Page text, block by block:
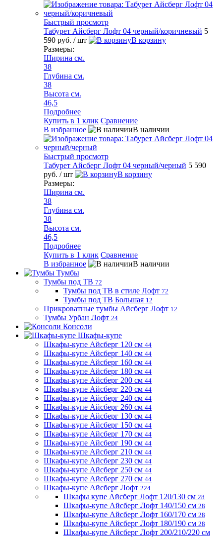
Быстрый просмотр
Табурет Айсберг Лофт 04 черный/коричневый 5
590 руб. / шт
В корзину
Размеры:
Ширина см.
38
Глубина см.
38
Высота см.
46,5
Подробнее
Купить в 1 клик Сравнение
В избранное
В наличии
Быстрый просмотр
Табурет Айсберг Лофт 04 черный/черный 5 590
руб. / шт
В корзину
Размеры:
Ширина см.
38
Глубина см.
38
Высота см.
46,5
Подробнее
Купить в 1 клик Сравнение
В избранное
В наличии
Тумбы
Тумбы под ТВ 72
Тумбы под ТВ в стиле Лофт 72
Тумбы под ТВ Большая 12
Прикроватные тумбы Айсберг Лофт 12
Тумбы Урбан Лофт 24
Консоли
Шкафы-купе
Шкафы-купе Айсберг 120 см 44
Шкафы-купе Айсберг 140 см 44
Шкафы-купе Айсберг 160 см 44
Шкафы-купе Айсберг 180 см 44
Шкафы-купе Айсберг 200 см 44
Шкафы-купе Айсберг 220 см 44
Шкафы-купе Айсберг 240 см 44
Шкафы-купе Айсберг 260 см 44
Шкафы-купе Айсберг 130 см 44
Шкафы-купе Айсберг 150 см 44
Шкафы-купе Айсберг 170 см 44
Шкафы-купе Айсберг 190 см 44
Шкафы-купе Айсберг 210 см 44
Шкафы-купе Айсберг 230 см 44
Шкафы-купе Айсберг 250 см 44
Шкафы-купе Айсберг 270 см 44
Шкафы-купе Айсберг Лофт 224
Шкафы купе Айсберг Лофт 120/130 см 28
Шкафы-купе Айсберг Лофт 140/150 см 28
Шкафы-купе Айсберг Лофт 160/170 см 28
Шкафы-купе Айсберг Лофт 180/190 см 28
Шкафы-купе Айсберг Лофт 200/210/220 см